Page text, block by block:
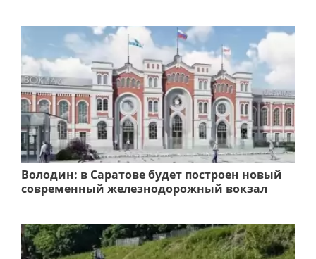
Володин: в Саратове будет построен новый
современный железнодорожный вокзал